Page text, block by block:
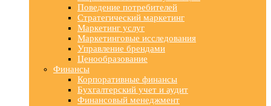
Поведение потребителей
Стратегический маркетинг
Маркетинг услуг
Маркетинговые исследования
Управление брендами
Ценообразование
Финансы
Корпоративные финансы
Бухгалтерский учет и аудит
Финансовый менеджмент